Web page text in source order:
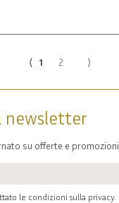
⟨ 1 2 ⟩
newsletter
su offerte e promozioni.
le condizioni sulla privacy.